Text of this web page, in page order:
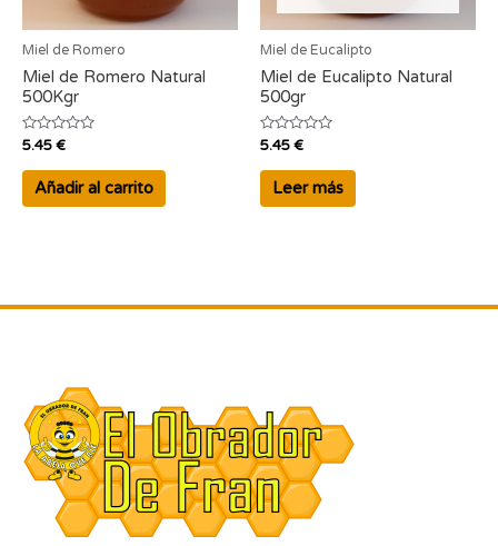
Miel de Romero
Miel de Romero Natural
500Kgr
Valorado
0
5.45€
Añadir al carrito
Miel de Eucalipto
Miel de Eucalipto Natural
500gr
Valorado
0
de
5.45€
Leer más